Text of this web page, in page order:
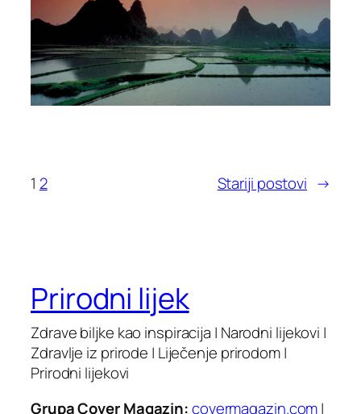
1 2 Stariji postovi →
Prirodni lijek
Zdrave biljke kao inspiracija | Narodni lijekovi |
Zdravlje iz prirode | Liječenje prirodom |
Prirodni lijekovi
Grupa Cover Magazin:covermagazin.com|